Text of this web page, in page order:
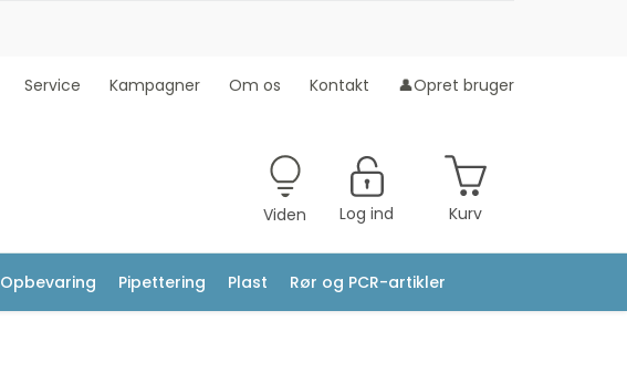
Service Kampagner Om os Kontakt 👤Opret bruger
Viden Log ind Kurv
Opbevaring Pipettering Plast Rør og PCR-artikler